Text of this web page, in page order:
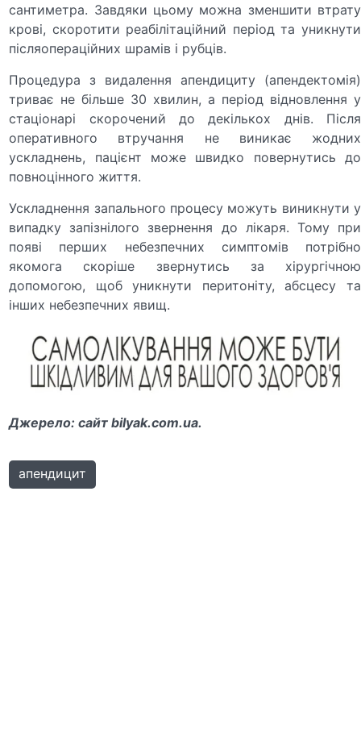
сантиметра. Завдяки цьому можна зменшити втрату
крові, скоротити реабілітаційний період та уникнути
післяопераційних шрамів і рубців.
Процедура з видалення апендициту (апендектомія)
триває не більше 30 хвилин, а період відновлення у
стаціонарі скорочений до декількох днів. Після
оперативного втручання не виникає жодних
ускладнень, пацієнт може швидко повернутись до
повноцінного життя.
Ускладнення запального процесу можуть виникнути у
випадку запізнілого звернення до лікаря. Тому при
появі перших небезпечних симптомів потрібно
якомога скоріше звернутись за хірургічною
допомогою, щоб уникнути перитоніту, абсцесу та
інших небезпечних явищ.
Джерело: сайт bilyak.com.ua.
апендицит